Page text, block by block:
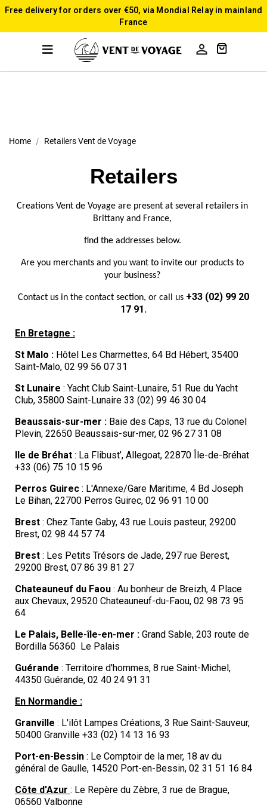
Free delivery for orders over €50, via Mondial Relay in mainland
France

Home Retailers Vent de Voyage
Retailers
Creations Vent de Voyage are present at several retailers in
Brittany and France,
find the addresses below.
Are you merchants and you want to invite our products to
your business?
Contact us in the contact section, or call us +33 (02) 99 20
17 91.
En Bretagne :
St Malo : Hôtel Les Charmettes, 64 Bd Hébert, 35400
Saint-Malo, 02 99 56 07 31
St Lunaire : Yacht Club Saint-Lunaire, 51 Rue du Yacht
Club, 35800 Saint-Lunaire 33 (02) 99 46 30 04
Beaussais-sur-mer : Baie des Caps, 13 rue du Colonel
Plevin, 22650 Beaussais-sur-mer, 02 96 27 31 08
Ile de Bréhat : La Flibust’, Allegoat, 22870 Île-de-Bréhat
+33 (06) 75 10 15 96
Perros Guirec : L'Annexe/Gare Maritime, 4 Bd Joseph
Le Bihan, 22700 Perros Guirec, 02 96 91 10 00
Brest : Chez Tante Gaby, 43 rue Louis pasteur, 29200
Brest, 02 98 44 57 74
Brest : Les Petits Trésors de Jade, 297 rue Berest,
29200 Brest, 07 86 39 81 27
Chateauneuf du Faou : Au bonheur de Breizh, 4 Place
aux Chevaux, 29520 Chateauneuf-du-Faou, 02 98 73 95
64
Le Palais, Belle-île-en-mer : Grand Sable, 203 route de
Bordilla 56360 Le Palais
Guérande : Territoire d'hommes, 8 rue Saint-Michel,
44350 Guérande, 02 40 24 91 31
En Normandie :
Granville : L'ilôt Lampes Créations, 3 Rue Saint-Sauveur,
50400 Granville +33 (02) 14 13 16 93
Port-en-Bessin : Le Comptoir de la mer, 18 av du
général de Gaulle, 14520 Port-en-Bessin, 02 31 51 16 84
Côte d'Azur : Le Repère du Zèbre, 3 rue de Brague,
06560 Valbonne